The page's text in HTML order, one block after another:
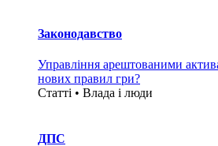
Законодавство
Управління арештованими
нових правил гри?
Статті • Влада i люди
ДПС